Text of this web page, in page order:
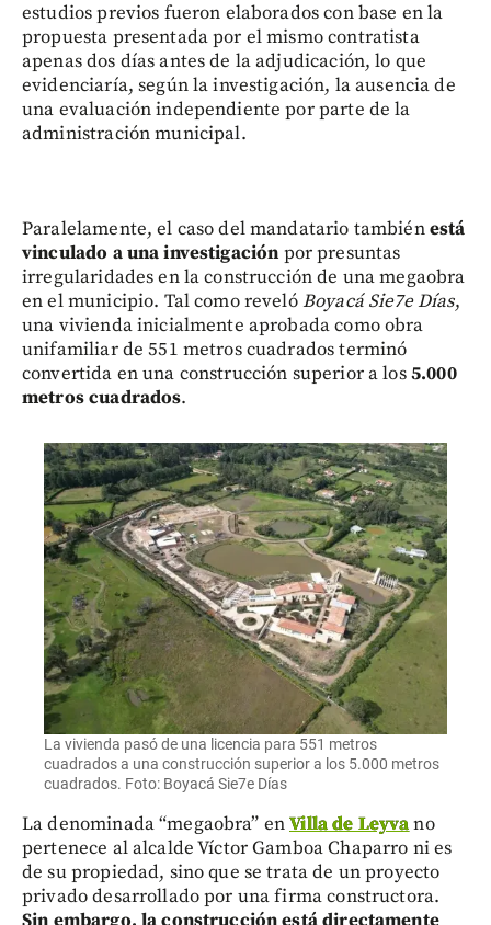
estudios previos fueron elaborados con base en la
propuesta presentada por el mismo contratista
apenas dos días antes de la adjudicación, lo que
evidenciaría, según la investigación, la ausencia de
una evaluación independiente por parte de la
administración municipal.
Paralelamente, el caso del mandatario tambiénestá
vinculado a una investigación por presuntas
irregularidades en la construcción de una megaobra
en el municipio. Tal como revelóBoyacá Sie7e Días,
una vivienda inicialmente aprobada como obra
unifamiliar de 551 metros cuadrados terminó
convertida en una construcción superior a los5.000
metros cuadrados.
La vivienda pasó de una licencia para 551 metros
cuadrados a una construcción superior a los 5.000 metros
cuadrados. Foto: Boyacá Sie7e Días
La denominada “megaobra” enVilla de Leyvano
pertenece al alcalde Víctor Gamboa Chaparro ni es
de su propiedad, sino que se trata de un proyecto
privado desarrollado por una firma constructora.